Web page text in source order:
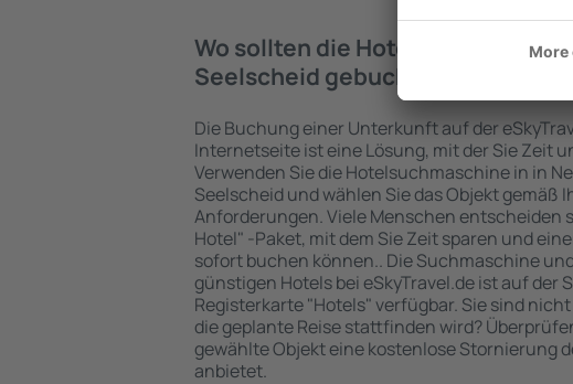
Wo sollten die Hotels in in
Seelscheid gebucht werden?
Die Buchung einer Unterkunft auf der
Internetseite ist eine Lösung, mit der Sie Zeit
Verwenden Sie die Hotelsuchmaschine in in
Seelscheid und wählen Sie das Objekt gemäß
Anforderungen. Viele Menschen entscheiden
Hotel" -Paket, mit dem Sie Zeit sparen und
sofort buchen können.. Die Suchmaschine
günstigen Hotels bei eSkyTravel.de ist auf der
Registerkarte "Hotels" verfügbar. Sie sind
die geplante Reise stattfinden wird?
gewählte Objekt eine kostenlose Stornierung
anbietet.